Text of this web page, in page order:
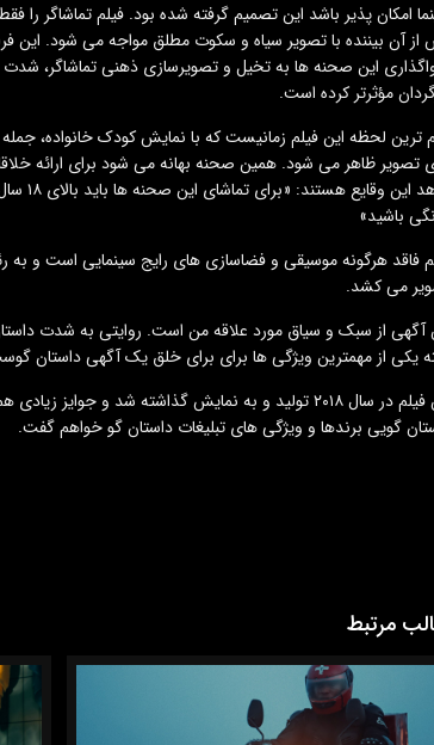
امکان پذیر باشد این تصمیم گرفته شده بود. فیلم تماشاگر
آن بیننده با تصویر سیاه و سکوت مطلق مواجه می شود. این
این صحنه ها به تخیل و تصویرسازی ذهنی تماشاگر، شدت
مؤثرتر کرده است.
تصویر ظاهر می شود. همین صحنه بهانه‌ می شود برای ارائه
باشید»
فاقد هرگونه موسیقی و فضاسازی های رایج سینمایی است و
می کشد.
آگهی از سبک و سیاق مورد علاقه من است. روایتی به شدت
یکی از مهمترین ویژگی‌ ها برای برای خلق یک آگهی داستان
این فیلم در سال ۲۰۱۸ تولید و به نمایش گذاشته شد و
گویی برندها و ویژگی های تبلیغات داستان گو خواهم گفت.
مرتبط